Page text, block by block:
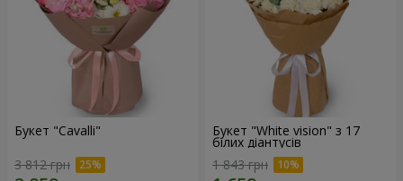
Букет "Cаvalli"
3 812 грн
Букет "White vision" з 17
білих діантусів
1 843 грн